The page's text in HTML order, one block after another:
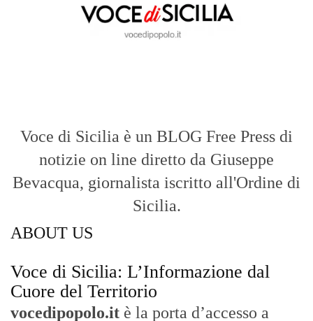
ABOUT US
diretto daGiuseppe Bevacqua. Un punto
di riferimento essenziale per chi cerca
un’informazione rapida, chiara e senza
Messinae dell’intera
Sicilia.
- LA STORIA -
Nasce nel 2017 come trasmissione tv di